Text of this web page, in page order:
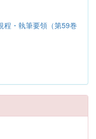
程・執筆要領（第59巻